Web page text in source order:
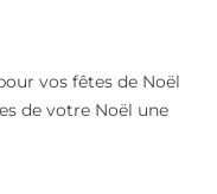
vos fêtes de Noël
de votre Noël une